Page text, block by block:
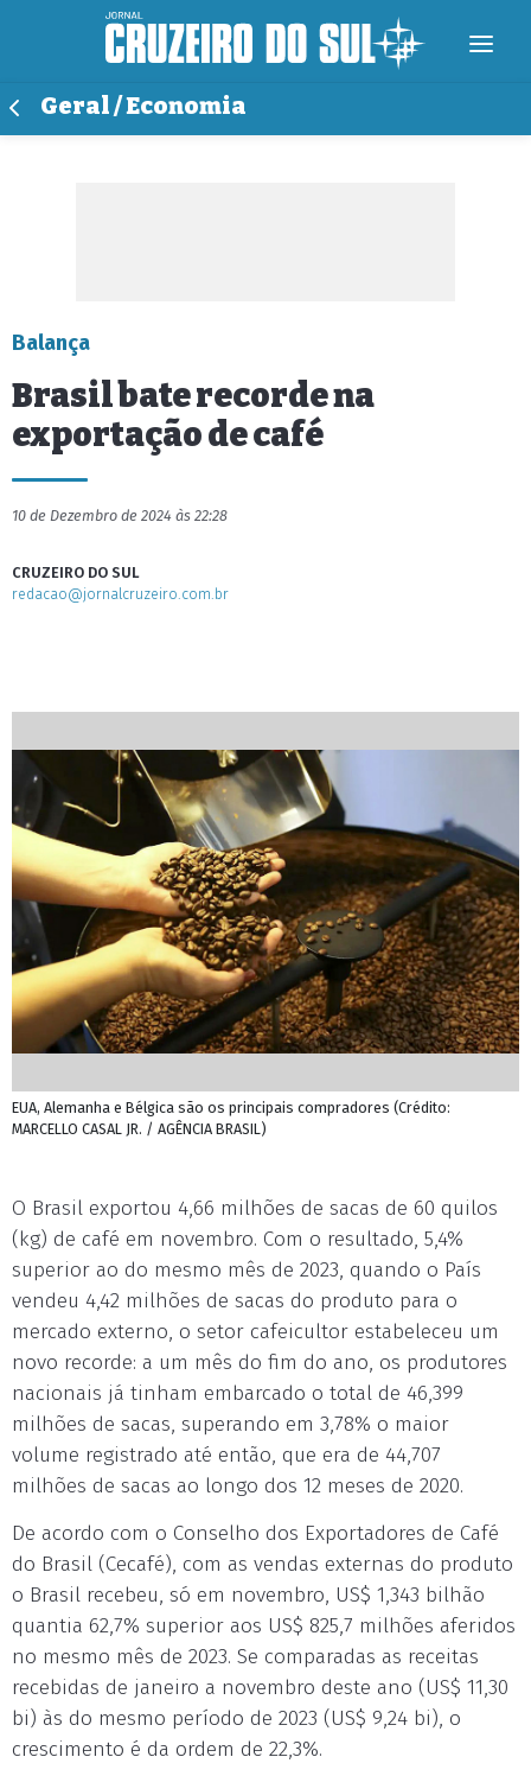
Geral / Economia
Balança
Brasil bate recorde na
exportação de café
10 de Dezembro de 2024 às 22:28
CRUZEIRO DO SUL
redacao@jornalcruzeiro.com.br
EUA, Alemanha e Bélgica são os principais compradores (Crédito:
MARCELLO CASAL JR. / AGÊNCIA BRASIL)
O Brasil exportou 4,66 milhões de sacas de 60 quilos
(kg) de café em novembro. Com o resultado, 5,4%
superior ao do mesmo mês de 2023, quando o País
vendeu 4,42 milhões de sacas do produto para o
mercado externo, o setor cafeicultor estabeleceu um
novo recorde: a um mês do fim do ano, os produtores
nacionais já tinham embarcado o total de 46,399
milhões de sacas, superando em 3,78% o maior
volume registrado até então, que era de 44,707
milhões de sacas ao longo dos 12 meses de 2020.
De acordo com o Conselho dos Exportadores de Café
do Brasil (Cecafé), com as vendas externas do produto
o Brasil recebeu, só em novembro, US$ 1,343 bilhão
quantia 62,7% superior aos US$ 825,7 milhões aferidos
no mesmo mês de 2023. Se comparadas as receitas
recebidas de janeiro a novembro deste ano (US$ 11,30
bi) às do mesmo período de 2023 (US$ 9,24 bi), o
crescimento é da ordem de 22,3%.